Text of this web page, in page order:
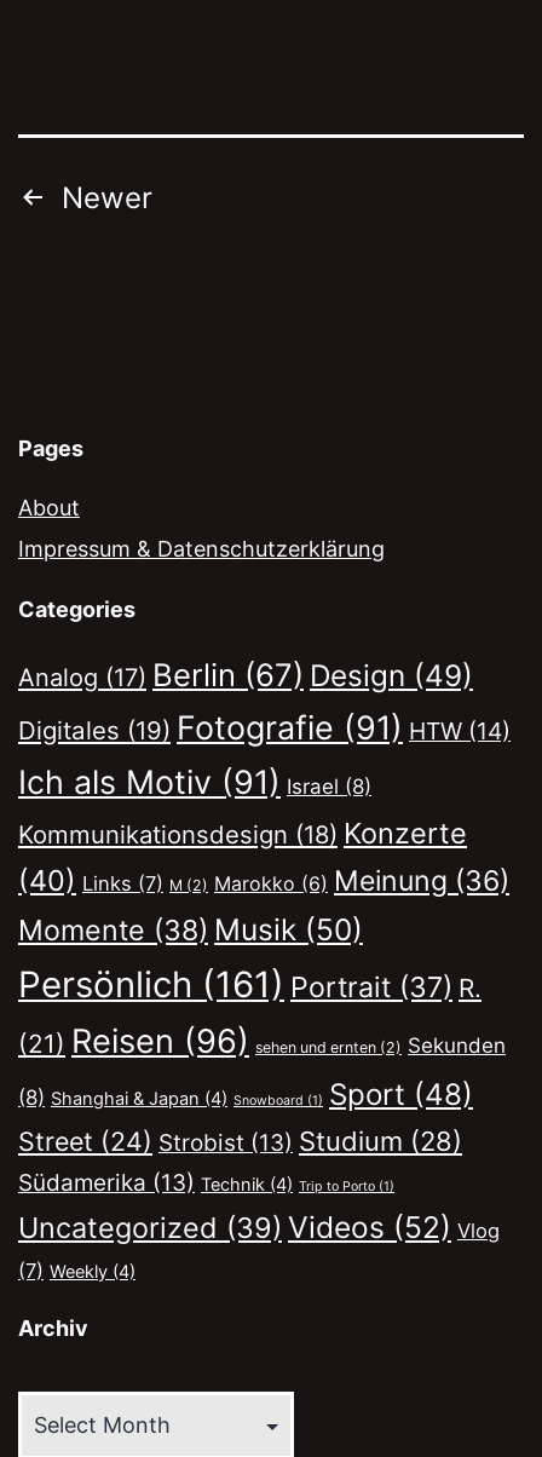
Posts
Newer
Pages
About
Impressum & Datenschutzerklärung
Categories
Analog (17) Berlin (67) Design (49)
Digitales (19) Fotografie (91) HTW (14)
Ich als Motiv (91) Israel (8)
Kommunikationsdesign (18) Konzerte
(40) Links (7) M (2) Marokko (6) Meinung (36)
Momente (38) Musik (50)
Persönlich (161) Portrait (37) R.
(21) Reisen (96) sehen und ernten (2) Sekunden
(8) Shanghai & Japan (4) Snowboard (1) Sport (48)
Street (24) Strobist (13) Studium (28)
Südamerika (13) Technik (4) Trip to Porto (1)
Uncategorized (39) Videos (52) Vlog
(7) Weekly (4)
Archiv